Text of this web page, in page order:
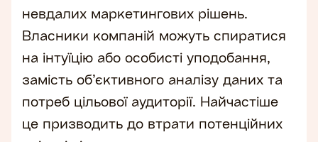
невдалих маркетингових рішень.
Власники компаній можуть спиратися
на інтуїцію або особисті уподобання,
замість об’єктивного аналізу даних та
потреб цільової аудиторії. Найчастіше
це призводить до втрати потенційних